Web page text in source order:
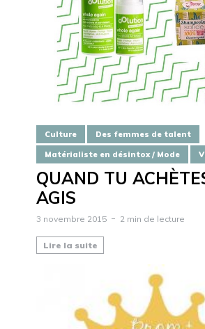
Culture Des femmes de talent
Matérialiste en désintox / Mode
QUAND TU
AGIS
3 novembre 2015 2 min de lecture
Lire la suite